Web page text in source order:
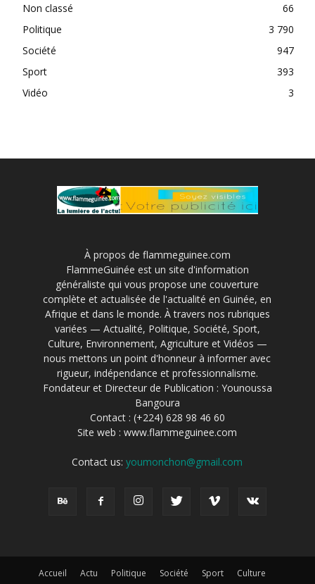
Non classé
66
Politique
3 790
Société
947
Sport
393
Vidéo
3
À propos de flammeguinee.com
FlammeGuinée est un site d'information
généraliste qui vous propose une couverture
complète et actualisée de l'actualité en Guinée, en
Afrique et dans le monde. À travers nos rubriques
variées — Actualité, Politique, Société, Sport,
Culture, Environnement, Agriculture et Vidéos —
nous mettons un point d'honneur à informer avec
rigueur, indépendance et professionnalisme.
Fondateur et Directeur de Publication : Younoussa
Bangoura
Contact : (+224) 628 98 46 60
Site web : www.flammeguinee.com
Contact us:youmonchon@gmail.com
Accueil Actu Politique Société Sport
Culture